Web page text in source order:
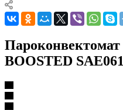
BOOSTED